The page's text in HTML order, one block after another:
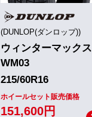
(DUNLOP(ダンロップ))
ウィンターマックス
WM03
215/60R16
ホイールセット販売価格
151,600円